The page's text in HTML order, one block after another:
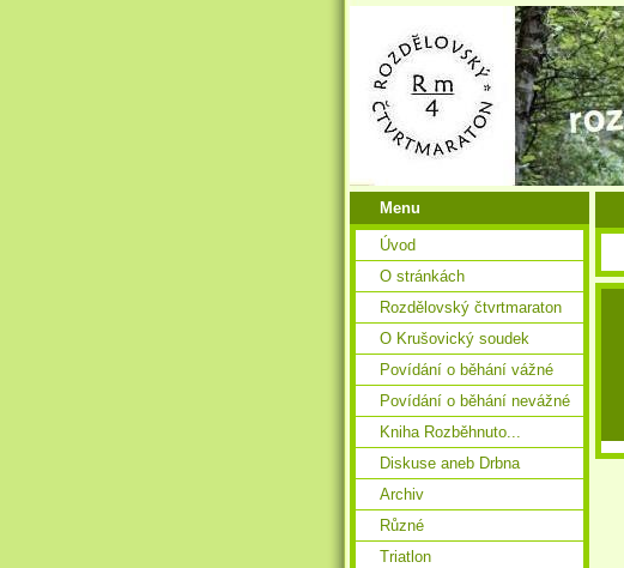
Menu
Úvod
O stránkách
Rozdělovský čtvrtmaraton
O Krušovický soudek
Povídání o běhání vážné
Povídání o běhání nevážné
Kniha Rozběhnuto...
Diskuse aneb Drbna
Archiv
Různé
Triatlon